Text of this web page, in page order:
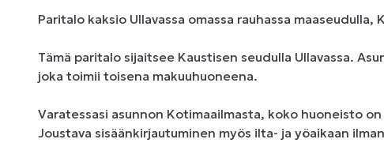
Paritalo kaksio Ullavassa omassa rauhassa maaseudulla,
Tämä paritalo sijaitsee Kaustisen seudulla Ullavassa.
joka toimii toisena makuuhuoneena.
Varatessasi asunnon Kotimaailmasta, koko huoneisto
Joustava sisäänkirjautuminen myös ilta- ja yöaikaan